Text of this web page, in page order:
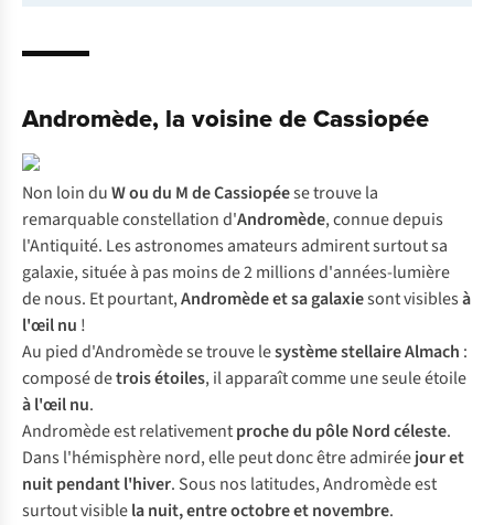
Andromède, la voisine de Cassiopée
Non loin duW ou du M de Cassiopéese trouve la
remarquable constellation d'Andromède, connue depuis
l'Antiquité. Les astronomes amateurs admirent surtout sa
galaxie, située à pas moins de 2 millions d'années-lumière
de nous. Et pourtant,Andromède et sa galaxiesont visiblesà
l'œil nu !
Au pied d'Andromède se trouve lesystème stellaire Almach :
composé detrois étoiles, il apparaît comme une seule étoile
à l'œil nu.
Andromède est relativementproche du pôle Nord céleste.
Dans l'hémisphère nord, elle peut donc être admiréejour et
nuit pendant l'hiver. Sous nos latitudes, Andromède est
surtout visiblela nuit, entre octobre et novembre.